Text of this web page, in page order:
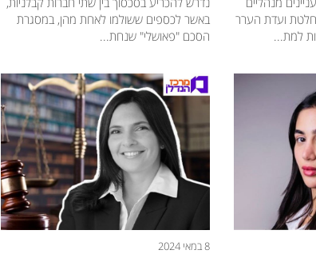
ועדת הערר
למת...
באשר לכספים ששולמו לאחת מהן, במסגרת
הסכם "פאושלי" שנחת...
8 במאי 2024